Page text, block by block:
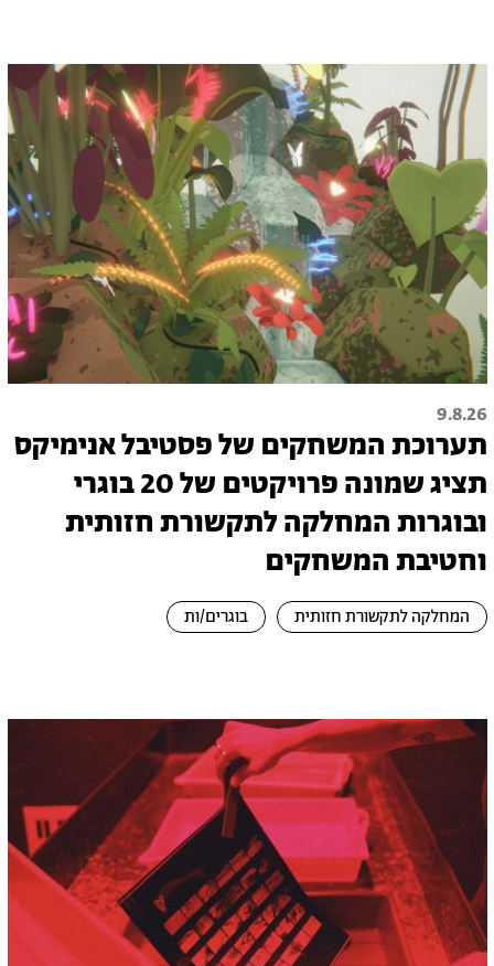
9.8.26
תערוכת המשחקים של פסטיבל אנימיקס
תציג שמונה פרויקטים של 20 בוגרי
ובוגרות המחלקה לתקשורת חזותית
וחטיבת המשחקים
המחלקה לתקשורת חזותית בוגרים/ות